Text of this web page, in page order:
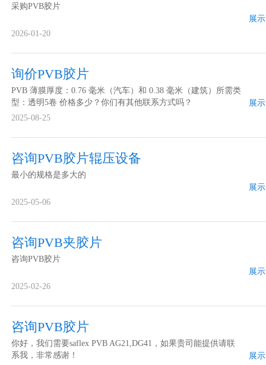
采购PVB胶片
展
2026-01-20
询价PVB胶片
PVB 薄膜厚度：0.76 毫米（汽车）和 0.38 毫米（建筑）所需类
型：透明5卷 价格多少？你们有其他联系方式吗？
展
2025-08-25
咨询PVB胶片辊压设备
最小的规格是多大的
展
2025-05-06
咨询PVB夹胶片
咨询PVB胶片
展
2025-02-26
咨询PVB胶片
你好，我们需要saflex PVB AG21,DG41，如果贵司能提供请联
系我，非常感谢！
展